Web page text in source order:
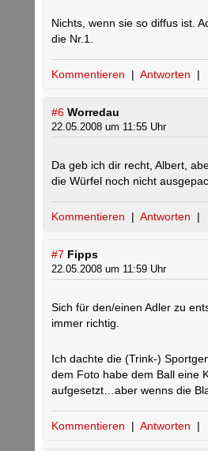
Nichts, wenn sie so diffus ist.
die Nr.1.
Kommentieren | Antworten |
#6 Worredau
22.05.2008 um 11:55 Uhr
Da geb ich dir recht, Albert,
die Würfel noch nicht
Kommentieren | Antworten |
#7 Fipps
22.05.2008 um 11:59 Uhr
Sich für den/einen Adler zu
immer richtig.
Ich dachte die (Trink-)
dem Foto habe dem Ball eine
aufgesetzt…aber wenns die
Kommentieren | Antworten |